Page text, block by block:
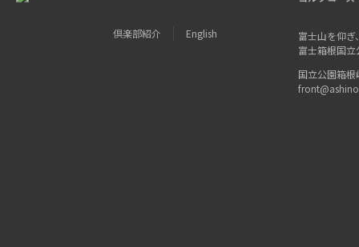
倶楽部紹介 English
富士山を仰
富士箱根国
国立公園箱